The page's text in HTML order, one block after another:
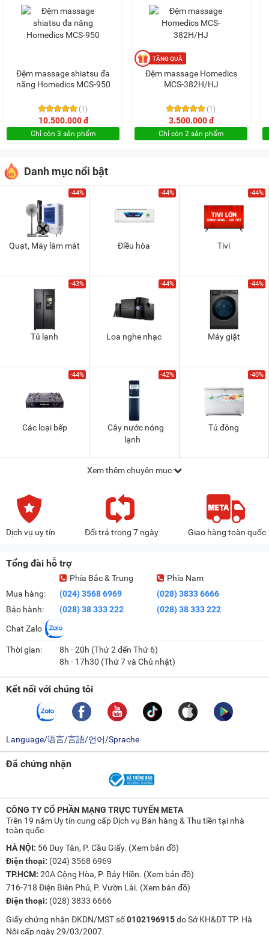
Đệm massage shiatsu đa
năng Homedics MCS-950
(1)
10.500.000 đ
Chỉ còn 3 sản phẩm
Đệm massage Homedics
MCS-382H/HJ
(1)
3.500.000 đ
Chỉ còn 2 sản phẩm
Danh mục nổi bật
-44%
Quạt, Máy làm mát
-44%
Điều hòa
-44%
Tivi
-43%
Tủ lạnh
-44%
Loa nghe nhạc
-44%
Máy giặt
-44%
Các loại bếp
-42%
Cây nước nóng
lạnh
-40%
Tủ đông
Xem thêm chuyên mục
Dịch vụ uy tín Đổi trả trong 7 ngày Giao hàng toàn quốc
Tổng đài hỗ trợ
Mua hàng:
Bảo hành:
Phía Bắc & Trung
(024) 3568 6969
(028) 38 333 222
Phía Nam
(028) 3833 6666
(028) 38 333 222
Chat Zalo
Thời gian:
8h - 20h (Thứ 2 đến Thứ 6)
8h - 17h30 (Thứ 7 và Chủ nhật)
Kết nối với chúng tôi
Language/语言/言語/언어/Sprache
Đã chứng nhận
CÔNG TY CỔ PHẦN MẠNG TRỰC TUYẾN META
Trên 19 năm Uy tín cung cấp Dịch vụ Bán hàng & Thu tiền tại nhà
toàn quốc
HÀ NỘI: 56 Duy Tân, P. Cầu Giấy. (Xem bản đồ)
Điện thoại: (024) 3568 6969
TP.HCM: 20A Cộng Hòa, P. Bảy Hiền. (Xem bản đồ)
716-718 Điện Biên Phủ, P. Vườn Lài. (Xem bản đồ)
Điện thoại: (028) 3833 6666
Giấy chứng nhận ĐKDN/MST số0102196915do Sở KH&ĐT TP. Hà
Nội cấp ngày 29/03/2007.